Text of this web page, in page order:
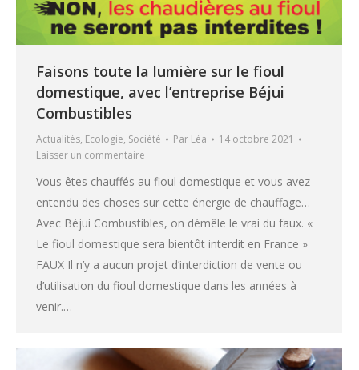
Faisons toute la lumière sur le fioul
domestique, avec l’entreprise Béjui
Combustibles
Actualités, Ecologie, Société Par Léa
14 octobre 2021
Laisser un commentaire
Vous êtes chauffés au fioul domestique et vous avez
entendu des choses sur cette énergie de chauffage…
Avec Béjui Combustibles, on démêle le vrai du faux. «
Le fioul domestique sera bientôt interdit en France »
FAUX Il n’y a aucun projet d’interdiction de vente ou
d’utilisation du fioul domestique dans les années à
venir.…